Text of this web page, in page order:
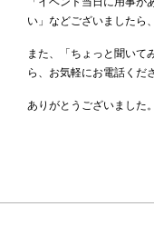
い」などございましたら
また、「ちょっと聞いて
ら、お気軽にお電話くだ
ありがとうございました。